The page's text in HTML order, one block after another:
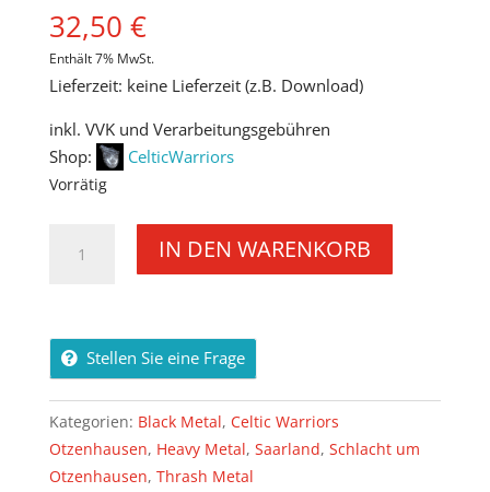
32,50 €
Enthält 7% MwSt.
Lieferzeit: keine Lieferzeit (z.B. Download)
inkl. VVK und Verarbeitungsgebühren
Shop:
CelticWarriors
Vorrätig
[Digital]
Menge
IN DEN WARENKORB
Stellen Sie eine Frage
Kategorien: Black Metal, Celtic Warriors
Otzenhausen, Heavy Metal, Saarland, Schlacht um
Otzenhausen, Thrash Metal